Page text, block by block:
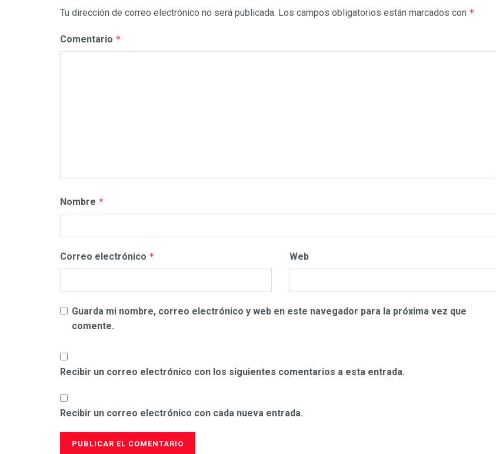
Tu dirección de correo electrónico no será publicada. Los campos obligatorios están marcados con *
Comentario *
Nombre *
Correo electrónico * Web
Guarda mi nombre, correo electrónico y web en este navegador para la próxima vez que
comente.
Recibir un correo electrónico con los siguientes comentarios a esta entrada.
Recibir un correo electrónico con cada nueva entrada.